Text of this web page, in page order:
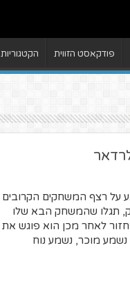
פודקאסט הזווית הקטגוריות
על רצף המשחקים הקרובים
תגלו שהמשחק הבא שלו
לאחר מכן הוא פוגש את
נשמע מוכר, נשמע נוח